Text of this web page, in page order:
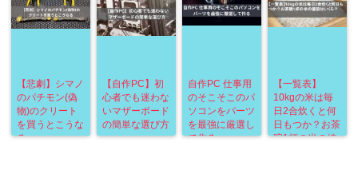
【悲劇】シマノ
のパチモン(偽
物)のクリート
を買うとこうな
る
【自作PC】初
心者でも迷わな
いマザーボード
の簡単な選び方
自作PC 仕事用
のそこそこのパ
ソコンをパーツ
を最強に厳選し
て作る
【一覧表】
10kgの米は毎
日2合炊くと何
日もつか？お茶
碗1杯の米の値